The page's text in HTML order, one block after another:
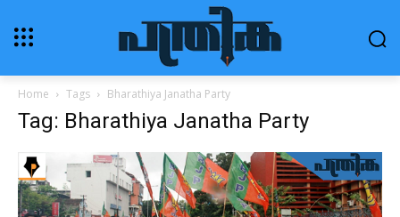
Home Tags Bharathiya Janatha Party
Tag: Bharathiya Janatha Party